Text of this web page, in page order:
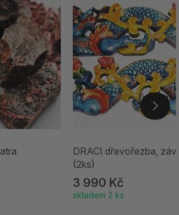
DRACI dřevořezba,
(2ks)
3 990 Kč
skladem 2 ks